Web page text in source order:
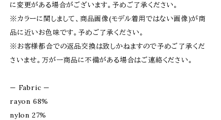
に変更がある場合がございます。予めご了承ください。
※カラーに関しまして、商品画像(モデル着用ではない画像)が商
品に近いお色味です。予めご了承ください。
※お客様都合での返品交換は致しかねますので予めご了承くだ
さいませ。万が一商品に不備がある場合はご連絡ください。
— Fabric —
rayon 68%
nylon 27%